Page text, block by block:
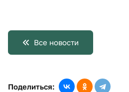
Все новости
Поделиться: